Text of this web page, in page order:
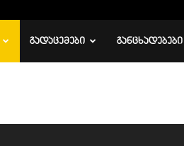
ᲒᲐᲓᲐᲪᲔᲛᲔᲑᲘ ᲒᲐᲜᲪᲮᲐᲓᲔᲑᲔᲑᲘ